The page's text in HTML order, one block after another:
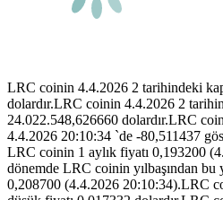
LRC coinin 4.4.2026 2 tarihindeki
dolardır.LRC coinin 4.4.2026 2
24.022.548,626660 dolardır.LRC
4.4.2026 20:10:34 `de -80,511437
LRC coinin 1 aylık fiyatı 0,193200
dönemde LRC coinin yılbaşından bu
0,208700 (4.4.2026 20:10:34).LRC